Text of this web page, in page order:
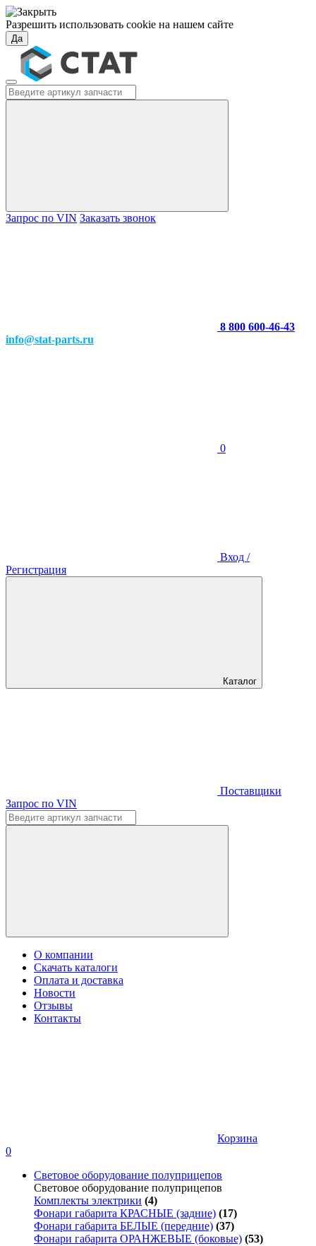
Разрешить использовать cookie на нашем сайте
Да
Запрос по VIN Заказать звонок
8 800 600-46-43
info@stat-parts.ru
0
Вход /
Регистрация
Каталог
Поставщики
Запрос по VIN
О компании
Скачать каталоги
Оплата и доставка
Новости
Отзывы
Контакты
Корзина
0
Световое оборудование полуприцепов
Световое оборудование полуприцепов
Комплекты электрики (4)
Фонари габарита КРАСНЫЕ (задние) (17)
Фонари габарита БЕЛЫЕ (передние) (37)
Фонари габарита ОРАНЖЕВЫЕ (боковые) (53)